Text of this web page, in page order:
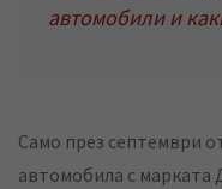
автомобили и
Само през септември
автомобила с